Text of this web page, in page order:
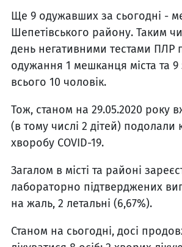
Ще 9 одужавших за сьогодні -
Шепетівського району. Таким
день негативними тестами ПЛР
одужання 1 мешканця міста та
всього 10 чоловік.
Тож, станом на 29.05.2020 року
(в тому числі 2 дітей) подолали
хворобу COVID-19.
Загалом в місті та районі
лабораторно підтверджених
на жаль, 2 летальні (6,67%).
Станом на сьогодні, досі